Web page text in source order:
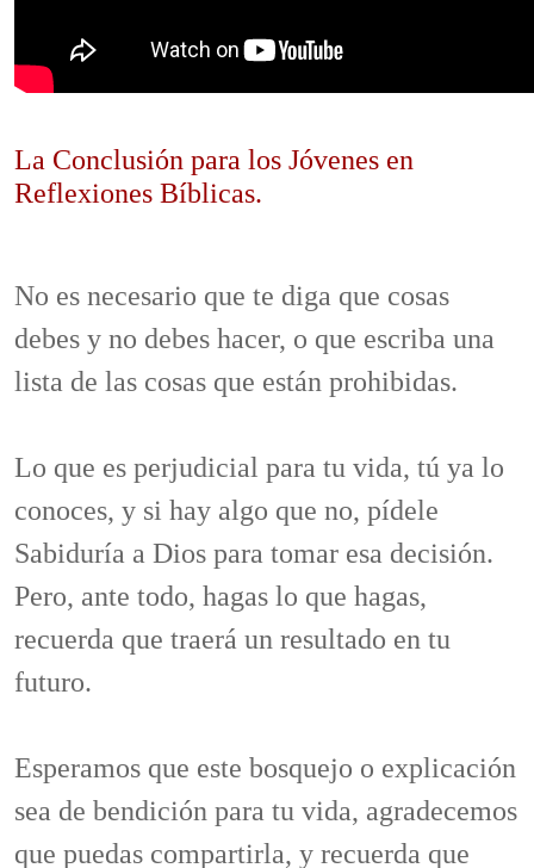
La Conclusión para los Jóvenes en
Reflexiones Bíblicas.
No es necesario que te diga que cosas
debes y no debes hacer, o que escriba una
lista de las cosas que están prohibidas.
Lo que es perjudicial para tu vida, tú ya lo
conoces, y si hay algo que no, pídele
Sabiduría a Dios para tomar esa decisión.
Pero, ante todo, hagas lo que hagas,
recuerda que traerá un resultado en tu
futuro.
Esperamos que este bosquejo o explicación
sea de bendición para tu vida, agradecemos
que puedas compartirla, y recuerda que